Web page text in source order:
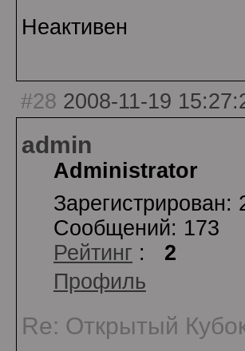
Неактивен
#28 2008-11-19
admin
Administrator
Зарегистрирован:
Сообщений: 173
Рейтинг : 2
Профиль
Re: Открытый